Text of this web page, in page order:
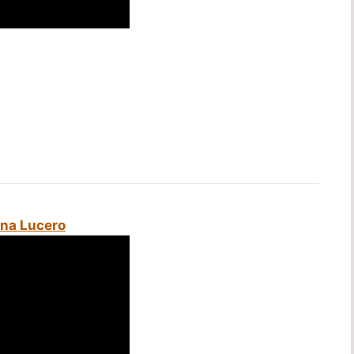
Lucero